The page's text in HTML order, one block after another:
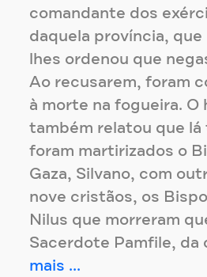
comandante dos
daquela província, que
lhes ordenou que
Ao recusarem, foram
à morte na fogueira. O
também relatou que lá
foram martirizados o
Gaza, Silvano, com
nove cristãos, os
Nilus que morreram
Sacerdote Pamfile, da
mais ...